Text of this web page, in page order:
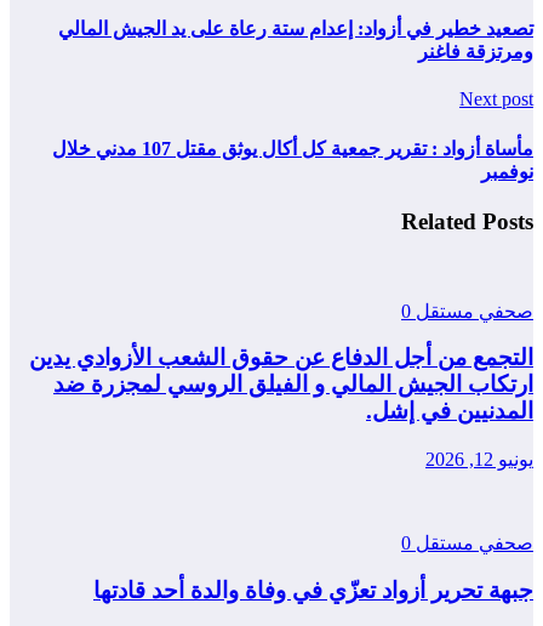
تصعيد خطير في أزواد: إعدام ستة رعاة على يد الجيش المالي
ومرتزقة فاغنر
Next post
مأساة أزواد : تقرير جمعية كل أكال يوثق مقتل 107 مدني خلال
نوفمبر
Related Posts
صحفي مستقل 0
التجمع من أجل الدفاع عن حقوق الشعب الأزوادي يدين
ارتكاب الجيش المالي و الفيلق الروسي لمجزرة ضد
المدنيين في إشل.
يونيو 12, 2026
صحفي مستقل 0
جبهة تحرير أزواد تعزّي في وفاة والدة أحد قادتها